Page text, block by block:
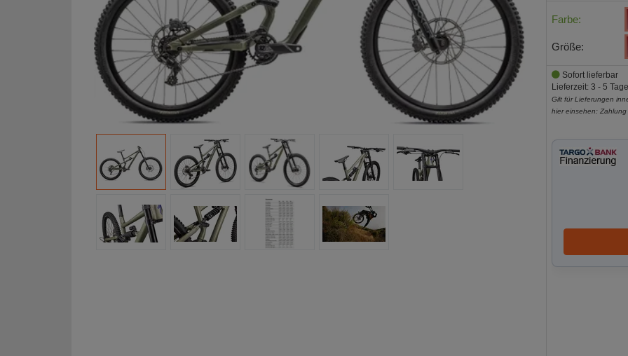
Farbe:
Größe:
Sofort lieferbar
Lieferzeit: 3 - 5
Gilt für Lieferungen
hier einsehen: